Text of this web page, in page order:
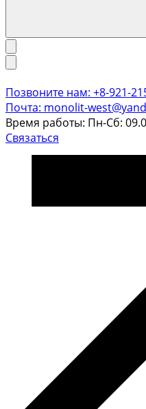
Позвоните нам: +8-921-
Почта: monolit-
Время работы: Пн-Сб:
Связаться